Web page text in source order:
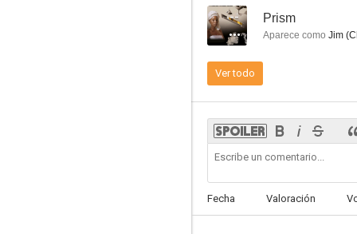
8.2
-- Prism
Aparece como Jim
Ver todo
Fecha Valoración